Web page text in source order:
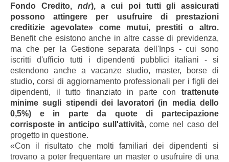
Fondo Credito, ndr), a cui poi tutti gli assicurati
possono attingere per usufruire di prestazioni
creditizie agevolate» come mutui, prestiti o altro.
Benefit che esistono anche in altre casse di previdenza,
ma che per la Gestione separata dell'Inps - cui sono
iscritti d'ufficio tutti i dipendenti pubblici italiani - si
estendono anche a vacanze studio, master, borse di
studio, corsi di aggiornamento professionali per i figli dei
dipendenti, il tutto finanziato in parte con trattenute
minime sugli stipendi dei lavoratori (in media dello
0,5%) e in parte da quote di partecipazione
corrisposte in anticipo sull'attività, come nel caso del
progetto in questione.
«Con il risultato che molti familiari dei dipendenti si
trovano a poter frequentare un master o usufruire di una